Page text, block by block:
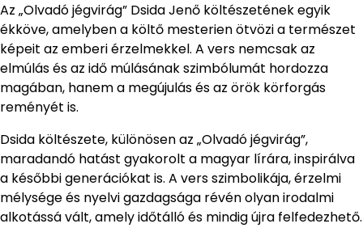
Az „Olvadó jégvirág” Dsida Jenő költészetének egyik
ékköve, amelyben a költő mesterien ötvözi a természet
képeit az emberi érzelmekkel. A vers nemcsak az
elmúlás és az idő múlásának szimbólumát hordozza
magában, hanem a megújulás és az örök körforgás
reményét is.
Dsida költészete, különösen az „Olvadó jégvirág”,
maradandó hatást gyakorolt a magyar lírára, inspirálva
a későbbi generációkat is. A vers szimbolikája, érzelmi
mélysége és nyelvi gazdagsága révén olyan irodalmi
alkotássá vált, amely időtálló és mindig újra felfedezhető.